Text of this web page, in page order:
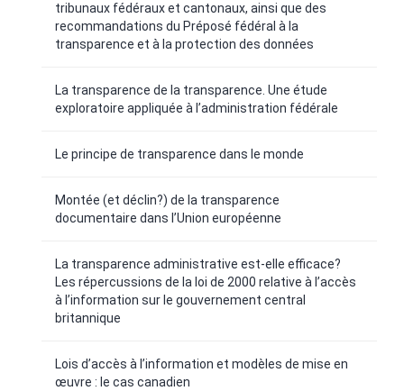
tribunaux fédéraux et cantonaux, ainsi que des
recommandations du Préposé fédéral à la
transparence et à la protection des données
La transparence de la transparence. Une étude
exploratoire appliquée à l’administration fédérale
Le principe de transparence dans le monde
Montée (et déclin?) de la transparence
documentaire dans l’Union européenne
La transparence administrative est-elle efficace?
Les répercussions de la loi de 2000 relative à l’accès
à l’information sur le gouvernement central
britannique
Lois d’accès à l’information et modèles de mise en
œuvre : le cas canadien